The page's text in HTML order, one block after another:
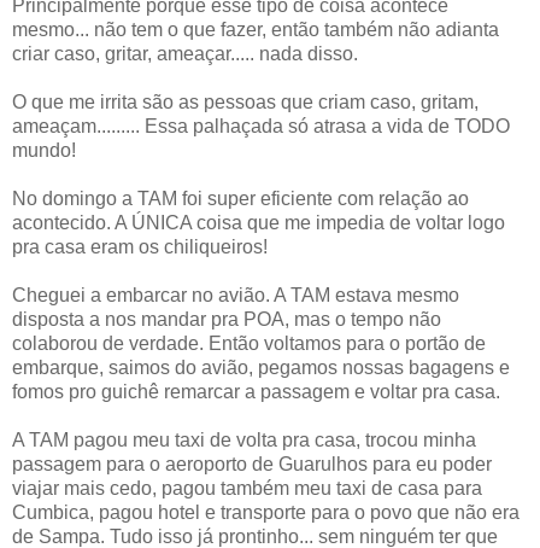
Principalmente porque esse tipo de coisa acontece
mesmo... não tem o que fazer, então também não adianta
criar caso, gritar, ameaçar..... nada disso.
O que me irrita são as pessoas que criam caso, gritam,
ameaçam......... Essa palhaçada só atrasa a vida de TODO
mundo!
No domingo a TAM foi super eficiente com relação ao
acontecido. A ÚNICA coisa que me impedia de voltar logo
pra casa eram os chiliqueiros!
Cheguei a embarcar no avião. A TAM estava mesmo
disposta a nos mandar pra POA, mas o tempo não
colaborou de verdade. Então voltamos para o portão de
embarque, saimos do avião, pegamos nossas bagagens e
fomos pro guichê remarcar a passagem e voltar pra casa.
A TAM pagou meu taxi de volta pra casa, trocou minha
passagem para o aeroporto de Guarulhos para eu poder
viajar mais cedo, pagou também meu taxi de casa para
Cumbica, pagou hotel e transporte para o povo que não era
de Sampa. Tudo isso já prontinho... sem ninguém ter que